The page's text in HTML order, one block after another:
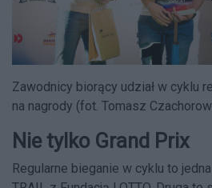
Zawodnicy biorący udział w cyklu
na nagrody (fot. Tomasz
Nie tylko Grand Prix
Regularne bieganie w cyklu to